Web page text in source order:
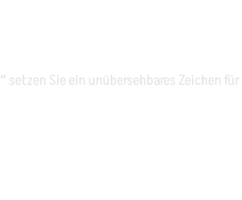
setzen Sie ein unübersehbares Zeichen